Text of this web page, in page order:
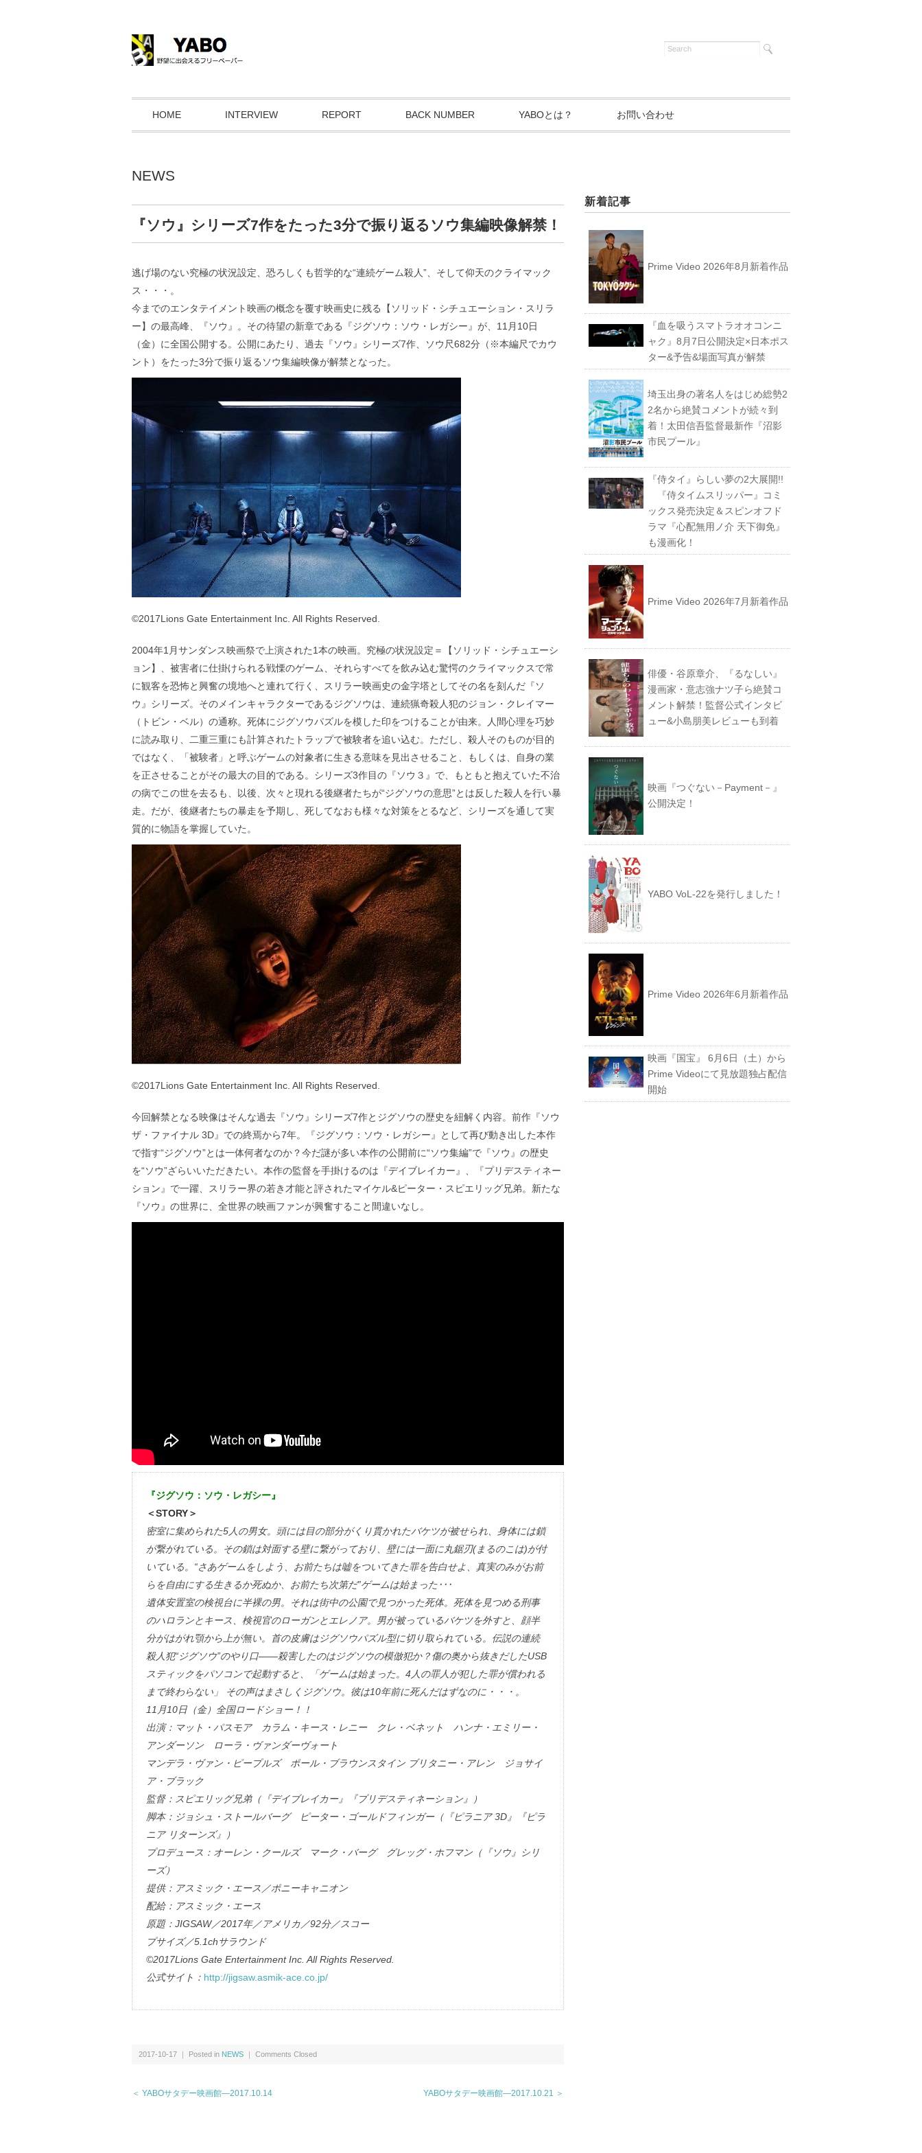
HOME INTERVIEW REPORT BACK NUMBER YABOとは？ お問い合わせ
NEWS
『ソウ』シリーズ7作をたった3分で振り返るソウ集編映像解禁！
逃げ場のない究極の状況設定、恐ろしくも哲学的な“連続ゲーム殺人”、そして仰天のクライマック
ス・・・。
今までのエンタテイメント映画の概念を覆す映画史に残る【ソリッド・シチュエーション・スリラ
ー】の最高峰、『ソウ』。その待望の新章である『ジグソウ：ソウ・レガシー』が、11月10日
（金）に全国公開する。公開にあたり、過去『ソウ』シリーズ7作、ソウ尺682分（※本編尺でカウ
ント）をたった3分で振り返るソウ集編映像が解禁となった。
©2017Lions Gate Entertainment Inc. All Rights Reserved.
2004年1月サンダンス映画祭で上演された1本の映画。究極の状況設定＝【ソリッド・シチュエーシ
ョン】、被害者に仕掛けられる戦慄のゲーム、それらすべてを飲み込む驚愕のクライマックスで常
に観客を恐怖と興奮の境地へと連れて行く、スリラー映画史の金字塔としてその名を刻んだ『ソ
ウ』シリーズ。そのメインキャラクターであるジグソウは、連続猟奇殺人犯のジョン・クレイマー
（トビン・ベル）の通称。死体にジグソウパズルを模した印をつけることが由来。人間心理を巧妙
に読み取り、二重三重にも計算されたトラップで被験者を追い込む。ただし、殺人そのものが目的
ではなく、「被験者」と呼ぶゲームの対象者に生きる意味を見出させること、もしくは、自身の業
を正させることがその最大の目的である。シリーズ3作目の『ソウ３』で、もともと抱えていた不治
の病でこの世を去るも、以後、次々と現れる後継者たちが“ジグソウの意思”とは反した殺人を行い暴
走。だが、後継者たちの暴走を予期し、死してなおも様々な対策をとるなど、シリーズを通して実
質的に物語を掌握していた。
©2017Lions Gate Entertainment Inc. All Rights Reserved.
今回解禁となる映像はそんな過去『ソウ』シリーズ7作とジグソウの歴史を紐解く内容。前作『ソウ
ザ・ファイナル 3D』での終焉から7年。『ジグソウ：ソウ・レガシー』として再び動き出した本作
で指す“ジグソウ”とは一体何者なのか？今だ謎が多い本作の公開前に“ソウ集編”で『ソウ』の歴史
を“ソウ”ざらいいただきたい。本作の監督を手掛けるのは『デイブレイカー』、『プリデスティネー
ション』で一躍、スリラー界の若き才能と評されたマイケル&ピーター・スピエリッグ兄弟。新たな
『ソウ』の世界に、全世界の映画ファンが興奮すること間違いなし。
『ジグソウ：ソウ・レガシー』
＜STORY＞
密室に集められた5人の男女。頭には目の部分がくり貫かれたバケツが被せられ、身体には鎖
が繋がれている。その鎖は対面する壁に繋がっており、壁には一面に丸鋸刃(まるのこは)が付
いている。“さあゲームをしよう、お前たちは嘘をついてきた罪を告白せよ、真実のみがお前
らを自由にする生きるか死ぬか、お前たち次第だ”ゲームは始まった･･･
遺体安置室の検視台に半裸の男。それは街中の公園で見つかった死体。死体を見つめる刑事
のハロランとキース、検視官のローガンとエレノア。男が被っているバケツを外すと、顔半
分がはがれ顎から上が無い。首の皮膚はジグソウパズル型に切り取られている。伝説の連続
殺人犯“ジグソウ”のやり口――殺害したのはジグソウの模倣犯か？傷の奥から抜きだしたUSB
スティックをパソコンで起動すると、「ゲームは始まった。4人の罪人が犯した罪が償われる
まで終わらない」 その声はまさしくジグソウ。彼は10年前に死んだはずなのに・・・。
11月10日（金）全国ロードショー！！
出演：マット・パスモア カラム・キース・レニー クレ・ベネット ハンナ・エミリー・
アンダーソン ローラ・ヴァンダーヴォート
マンデラ・ヴァン・ピープルズ ポール・ブラウンスタイン ブリタニー・アレン ジョサイ
ア・ブラック
監督：スピエリッグ兄弟（『デイブレイカー』『プリデスティネーション』）
脚本：ジョシュ・ストールバーグ ピーター・ゴールドフィンガー（『ピラニア 3D』『ピラ
ニア リターンズ』）
プロデュース：オーレン・クールズ マーク・バーグ グレッグ・ホフマン（『ソウ』シリ
ーズ）
提供：アスミック・エース／ポニーキャニオン
配給：アスミック・エース
原題：JIGSAW／2017年／アメリカ／92分／スコー
プサイズ／5.1chサラウンド
©2017Lions Gate Entertainment Inc. All Rights Reserved.
公式サイト： http://jigsaw.asmik-ace.co.jp/
2017-10-17 ｜ Posted in NEWS Comments Closed
＜ YABOサタデー映画館―2017.10.14 YABOサタデー映画館―2017.10.21 ＞
新着記事
Prime Video 2026年8月新着作品
『血を吸うスマトラオオコンニ
ャク』8月7日公開決定×日本ポス
ター&予告&場面写真が解禁
埼玉出身の著名人をはじめ総勢2
2名から絶賛コメントが続々到
着！太田信吾監督最新作『沼影
市民プール』
『侍タイ』らしい夢の2大展開!!
『侍タイムスリッパー』コミ
ックス発売決定＆スピンオフド
ラマ『心配無用ノ介 天下御免』
も漫画化！
Prime Video 2026年7月新着作品
俳優・谷原章介、『るなしい』
漫画家・意志強ナツ子ら絶賛コ
メント解禁！監督公式インタビ
ュー&小島朋美レビューも到着
映画『つぐない－Payment－』
公開決定！
YABO VoL‐22を発行しました！
Prime Video 2026年6月新着作品
映画『国宝』 6月6日（土）から
Prime Videoにて見放題独占配信
開始